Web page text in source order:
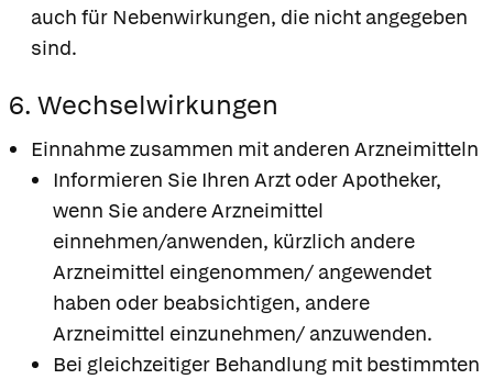
auch für Nebenwirkungen, die nicht angegeben
sind.
6. Wechselwirkungen
Einnahme zusammen mit anderen Arzneimitteln
Informieren Sie Ihren Arzt oder Apotheker,
wenn Sie andere Arzneimittel
einnehmen/anwenden, kürzlich andere
Arzneimittel eingenommen/ angewendet
haben oder beabsichtigen, andere
Arzneimittel einzunehmen/ anzuwenden.
Bei gleichzeitiger Behandlung mit bestimmten